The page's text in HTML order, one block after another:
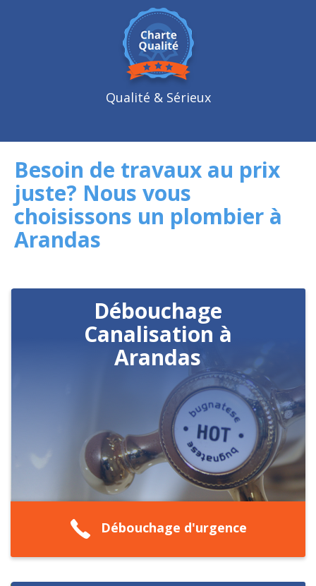
Qualité & Sérieux
Besoin de travaux au prix
juste? Nous vous
choisissons un plombier à
Arandas
Débouchage
Canalisation à
Arandas
Débouchage d'urgence